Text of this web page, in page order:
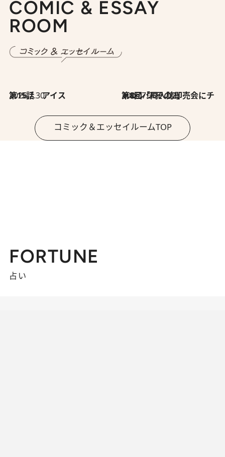
COMIC & ESSAY
ROOM
2026.7.30
第15話 アイス 2026.7.30
第8回「同人誌即売会にチャレンジ その2」
コミック＆エッセイルームTOP
FORTUNE
占い